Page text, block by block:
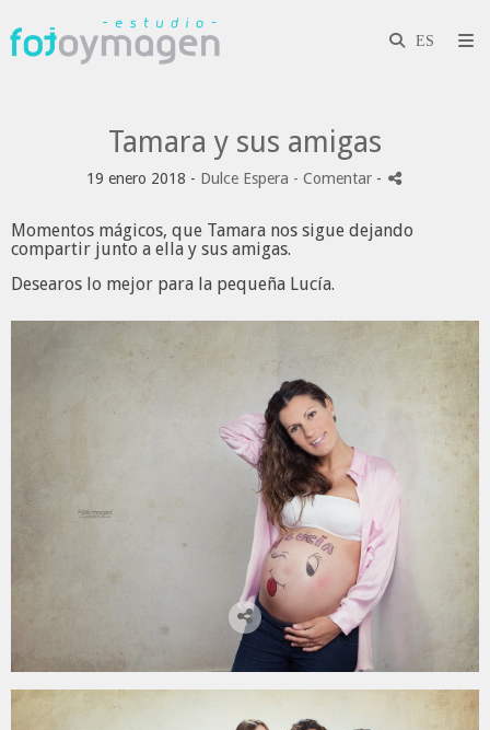
Tamara y sus amigas
19 enero 2018 - Dulce Espera - Comentar -
Momentos mágicos, que Tamara nos sigue dejando
compartir junto a ella y sus amigas.
Desearos lo mejor para la pequeña Lucía.